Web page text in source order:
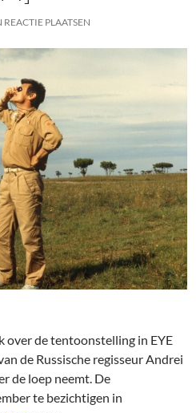
REACTIE PLAATSEN
over de tentoonstelling in EYE
de Russische regisseur Andrei
de loep neemt. De
te bezichtigen in